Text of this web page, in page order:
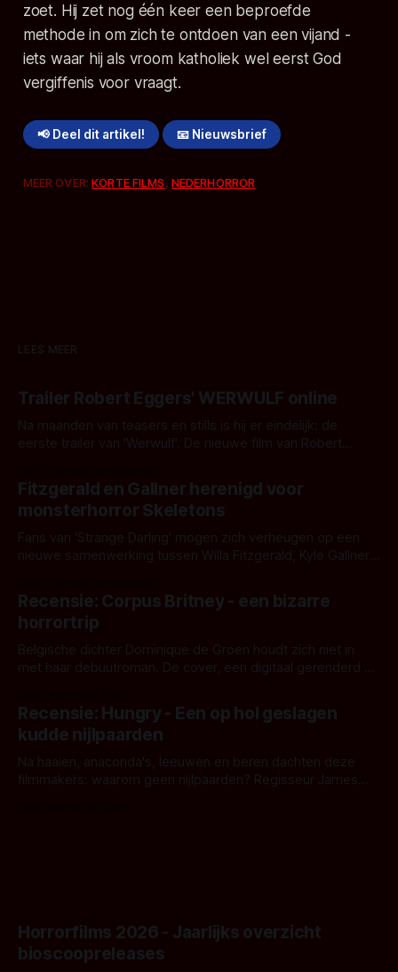
zoet. Hij zet nog één keer een beproefde
methode in om zich te ontdoen van een vijand -
iets waar hij als vroom katholiek wel eerst God
vergiffenis voor vraagt.
📢 Deel dit artikel! 📧 Nieuwsbrief
MEER OVER:KORTE FILMS, NEDERHORROR
LEES MEER
Trailer Robert Eggers' WERWULF online
Na maanden van teasers en stills is hij er eindelijk: de
eerste trailer van 'Werwulf'. De nieuwe film van Robert
kille stijl vol folklore en mythe. Het topic deze keer is (kon
het het al raden?)... de weerwolf. Kijk je mee?
Fitzgerald en Gallner herenigd voor
monsterhorror Skeletons
Fans van 'Strange Darling' mogen zich verheugen op een
nieuwe samenwerking tussen Willa Fitzgerald, Kyle Gallner
'Skeletons', een nieuwe creature feature waarvoor de
opnames zijn gestart in Australië.
Recensie: Corpus Britney - een bizarre
horrortrip
Belgische dichter Dominique de Groen houdt zich niet in
met haar debuutroman. De cover, een digitaal gerenderd en
achtergrond, belooft iets kleurrijks maar onheilspellends,
iets ongrijpbaars. En dat maakt De Groen met ieder woord
waar.
Recensie: Hungry - Een op hol geslagen
kudde nijlpaarden
Na haaien, anaconda's, leeuwen en beren dachten deze
filmmakers: waarom geen nijlpaarden? Regisseur James
Horrorfilms 2026 - Jaarlijks overzicht
bioscoopreleases